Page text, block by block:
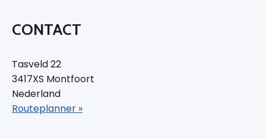
CONTACT
Tasveld 22
3417XS Montfoort
Nederland
Routeplanner »